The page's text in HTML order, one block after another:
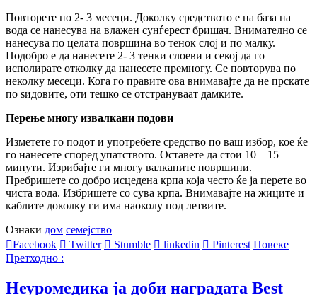
Повторете по 2- 3 месеци. Доколку средството е на база на
вода се нанесува на влажен сунѓерест бришач. Внимателно се
нанесува по целата површина во тенок слој и по малку.
Подобро е да нанесете 2- 3 тенки слоеви и секој да го
исполирате отколку да нанесете премногу. Се повторува по
неколку месеци. Кога го правите ова внимавајте да не прскате
по ѕидовите, оти тешко се отстрануваат дамките.
Перење многу извалкани подови
Изметете го подот и употребете средство по ваш избор, кое ќе
го нанесете според упатството. Оставете да стои 10 – 15
минути. Изрибајте ги многу валканите површини.
Пребришете со добро исцедена крпа која често ќе ја перете во
чиста вода. Избришете со сува крпа. Внимавајте на жиците и
каблите доколку ги има наоколу под летвите.
Ознаки дом семејство
Facebook
Twitter Stumble linkedin Pinterest Повеке
Претходно :
Неуромедика ја доби наградата Best